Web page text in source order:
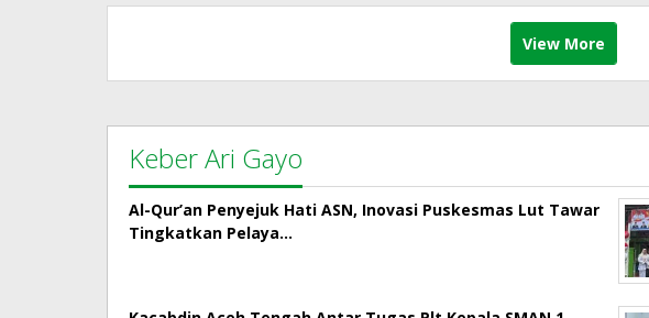
View More
Keber Ari Gayo
Al-Qur’an Penyejuk Hati ASN, Inovasi Puskesmas Lut Tawar
Tingkatkan Pelaya…